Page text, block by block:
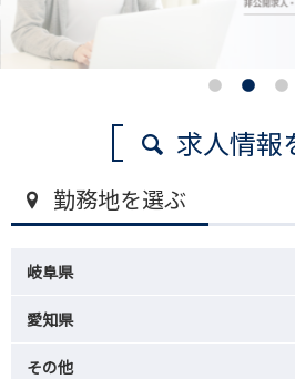
求人情報
勤務地を選ぶ
岐阜県
愛知県
その他